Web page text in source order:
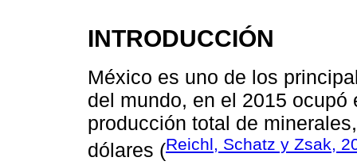
INTRODUCCIÓN
México es uno de los
del mundo, en el 2015
producción total de
dólares (Reichl, Schatz y Zsak,